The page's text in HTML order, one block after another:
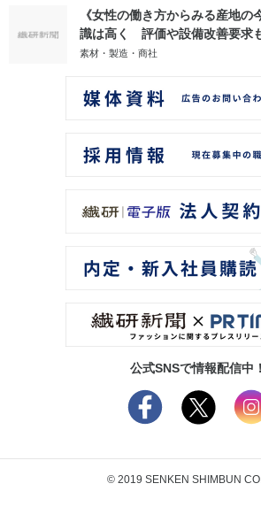
《女性の働き方からみる産地の
識は高く 評価や設備改善要求
素材・製造・商社
公式SNSで情報配信中！
© 2019 SENKEN SHIMBUN